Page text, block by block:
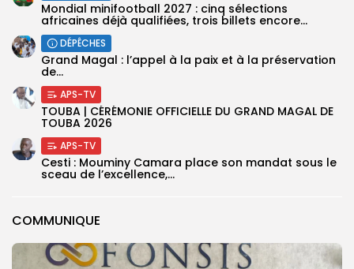
COMMUNIQUE
‎Mondial minifootball 2027 : cinq sélections
africaines déjà qualifiées, trois billets encore...
DÉPÊCHES
Grand Magal : l’appel à la paix et à la préservation
de...
APS-TV
TOUBA | CÉRÉMONIE OFFICIELLE DU GRAND MAGAL DE
TOUBA 2026
APS-TV
Cesti : Mouminy Camara place son mandat sous le
sceau de l’excellence,...